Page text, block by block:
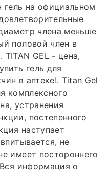
гель на официальном
члена меньше
половой член в
TITAN GEL - цена,
гель для
в аптеке!. Titan Gel
комплексного
устранения
постепенного
наступает
не
имеет постороннего
Вся информация о